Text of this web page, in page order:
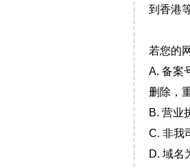
到香港
若您的
A. 备案
删除，
B. 营业
C. 非我
D. 域名